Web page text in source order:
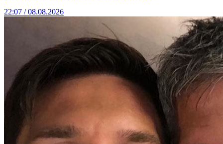
22:07 / 08.08.2026